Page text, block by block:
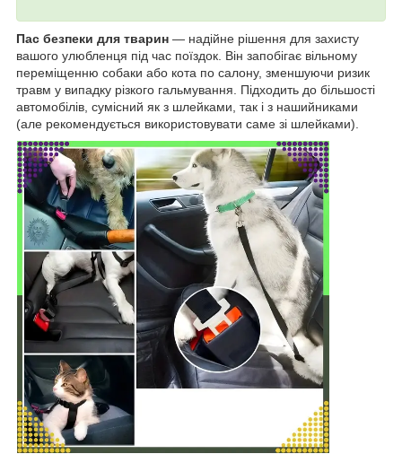
Пас безпеки для тварин — надійне рішення для захисту
вашого улюбленця під час поїздок. Він запобігає вільному
переміщенню собаки або кота по салону, зменшуючи ризик
травм у випадку різкого гальмування. Підходить до більшості
автомобілів, сумісний як з шлейками, так і з нашийниками
(але рекомендується використовувати саме зі шлейками).